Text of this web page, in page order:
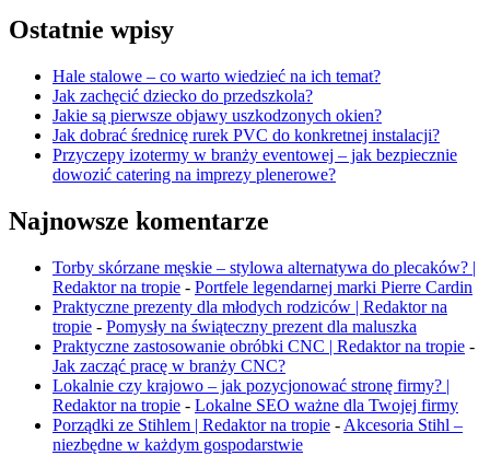
Ostatnie wpisy
Hale stalowe – co warto wiedzieć na ich temat?
Jak zachęcić dziecko do przedszkola?
Jakie są pierwsze objawy uszkodzonych okien?
Jak dobrać średnicę rurek PVC do konkretnej instalacji?
Przyczepy izotermy w branży eventowej – jak bezpiecznie
dowozić catering na imprezy plenerowe?
Najnowsze komentarze
Torby skórzane męskie – stylowa alternatywa do plecaków? |
Redaktor na tropie - Portfele legendarnej marki Pierre Cardin
Praktyczne prezenty dla młodych rodziców | Redaktor na
tropie - Pomysły na świąteczny prezent dla maluszka
Praktyczne zastosowanie obróbki CNC | Redaktor na tropie -
Jak zacząć pracę w branży CNC?
Lokalnie czy krajowo – jak pozycjonować stronę firmy? |
Redaktor na tropie - Lokalne SEO ważne dla Twojej firmy
Porządki ze Stihlem | Redaktor na tropie - Akcesoria Stihl –
niezbędne w każdym gospodarstwie